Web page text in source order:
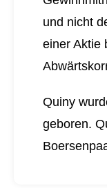
und nicht
einer Aktie
Quiny
geboren.